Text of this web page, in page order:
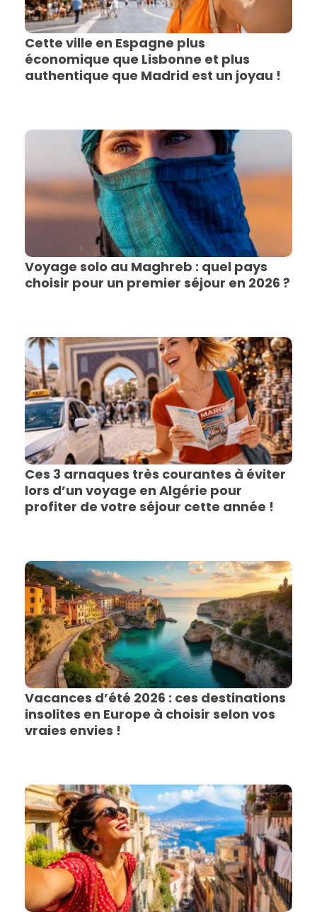
Cette ville en Espagne plus
économique que Lisbonne et plus
authentique que Madrid est un joyau !
Voyage solo au Maghreb : quel pays
choisir pour un premier séjour en 2026 ?
Ces 3 arnaques très courantes à éviter
lors d’un voyage en Algérie pour
profiter de votre séjour cette année !
Vacances d’été 2026 : ces destinations
insolites en Europe à choisir selon vos
vraies envies !